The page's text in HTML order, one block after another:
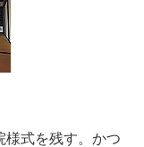
様式を残す。かつ